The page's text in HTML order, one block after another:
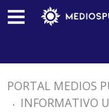
PORTAL MEDIOS
. INFORMATIVO